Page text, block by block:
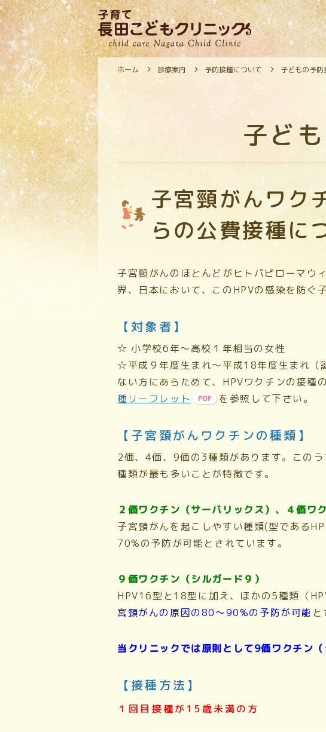
ホーム 診療案内 予防接種について 子どもの予
子ど
子宮頸がんワク
らの公費接種に
子宮頸がんのほとんどがヒトパピローマウ
界、日本において、このHPVの感染を防ぐ
【対象者】
☆ 小学校6年〜高校１年相当の女性
☆平成９年度生まれ～平成18年度生まれ
ない方にあらためて、HPVワクチンの接種
種リーフレット
を参照して下さい。
【子宮頚がんワクチンの種類】
2価、4価、9価の3種類があります。この
種類が最も多いことが特徴です。
２価ワクチン（サーバリックス）、４価ワ
子宮頸がんを起こしやすい種類(型である
70%の予防が可能とされています。
９価ワクチン（シルガード９）
HPV16型と18型に加え、ほかの5種類（
宮頸がんの原因の80〜90%の予防が可能 と
当クリニックでは原則として9価ワクチン
【接種方法】
１回目接種が15歳未満の方